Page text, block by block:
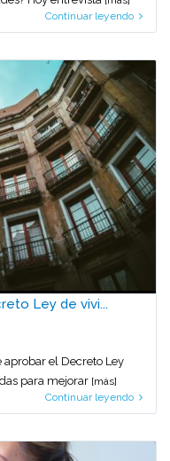
Continuar leyendo
Ley de vivi...
aprobar el Decreto Ley
para mejorar [más]
Continuar leyendo